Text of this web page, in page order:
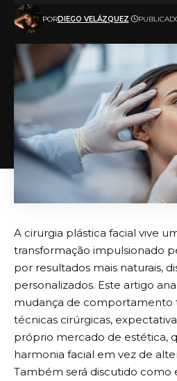
PORDIEGO VELÁZQUEZ
A cirurgia plástica facial vive
transformação impulsionado
por resultados mais naturais,
personalizados. Este artigo
mudança de comportamento
técnicas cirúrgicas,
próprio mercado de estética,
harmonia facial em vez de
Também será discutido como